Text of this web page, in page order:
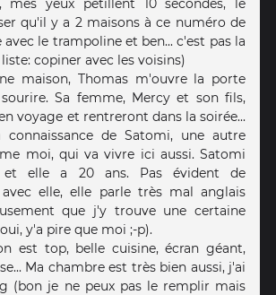
mes yeux pétillent 10 secondes, le
qu'il y a 2 maisons à ce numéro de
avec le trampoline et ben... c'est pas la
copiner avec les voisins)
maison, Thomas m'ouvre la porte
Sa femme, Mercy et son fils,
voyage et rentreront dans la soirée...
de Satomi, une autre
moi, qui va vivre ici aussi. Satomi
et elle a 20 ans. Pas évident de
elle, elle parle très mal anglais
que j'y trouve une certaine
y'a pire que moi ;-p).
est top, belle cuisine, écran géant,
Ma chambre est très bien aussi, j'ai
(bon je ne peux pas le remplir mais